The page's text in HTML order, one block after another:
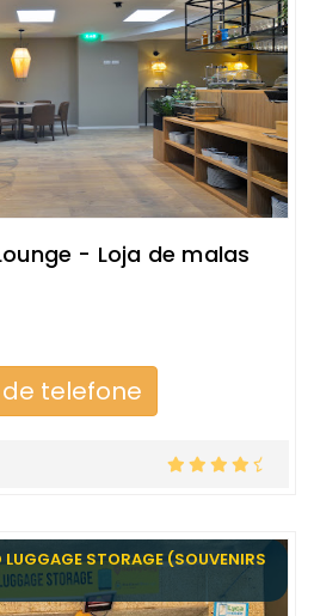
- Loja de malas
telefone
STORAGE (SOUVENIRS